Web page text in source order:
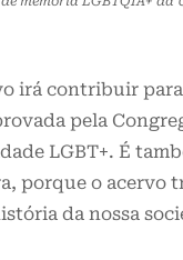
irá contribuir
pela
LGBT+. É
porque o acervo
da nossa